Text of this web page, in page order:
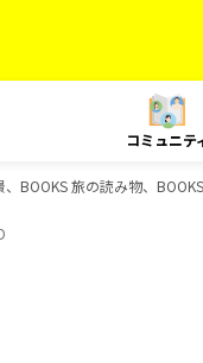
コミュニテ
BOOKS 旅の読み物、